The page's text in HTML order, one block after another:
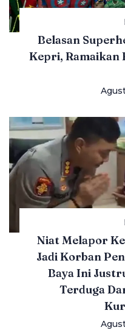
Belasan
Kepri, Ramaikan
Niat Melapor
Jadi Korban
Baya Ini
Terduga